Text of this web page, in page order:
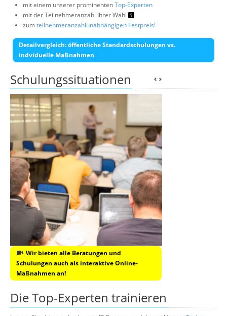
mit einem unserer prominentenTop-Experten
mit der Teilnehmeranzahl Ihrer Wahl
zumteilnehmeranzahlunabhängigen Festpreis!
Detailvergleich: öffentliche Standardschulungen vs.
indviduelle Maßnahmen
Schulungssituationen
Wir bieten alle Beratungen und
Schulungen auch als interaktive Online-
Maßnahmen an!
Die Top-Experten trainieren